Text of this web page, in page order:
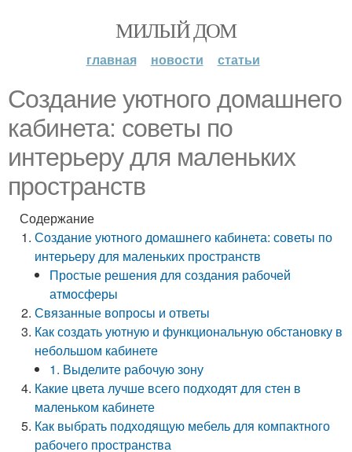
МИЛЫЙ ДОМ
главная новости статьи
Создание уютного домашнего
кабинета: советы по
интерьеру для маленьких
пространств
Содержание
Создание уютного домашнего кабинета: советы по
интерьеру для маленьких пространств
Простые решения для создания рабочей
атмосферы
Связанные вопросы и ответы
Как создать уютную и функциональную обстановку в
небольшом кабинете
1. Выделите рабочую зону
Какие цвета лучше всего подходят для стен в
маленьком кабинете
Как выбрать подходящую мебель для компактного
рабочего пространства